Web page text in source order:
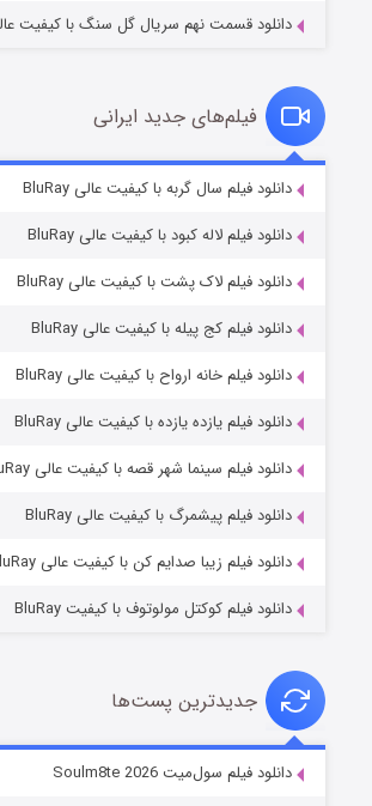
قسمت۷ (زیرنویس) منتشر شد
خاندان اژدها فصل ۳
دانلود قسمت نهم سریال گل سنگ با کیفیت
فیلم‌های جدید ایرانی
دانلود فیلم سال گربه با کیفیت عالی BluRay
دانلود فیلم لاله کبود با کیفیت عالی BluRay
دانلود فیلم لاک پشت با کیفیت عالی BluRay
دانلود فیلم کج‌ پیله با کیفیت عالی BluRay
دانلود فیلم خانه ارواح با کیفیت عالی BluRay
دانلود فیلم یازده یازده با کیفیت عالی BluRay
دانلود فیلم سینما شهر قصه با کیفیت عالی BluRay
دانلود فیلم پیشمرگ با کیفیت عالی BluRay
دانلود فیلم زیبا صدایم کن با کیفیت عالی BluRay
دانلود فیلم کوکتل مولوتوف با کیفیت BluRay
جدیدترین پست‌ها
دانلود فیلم سول‌میت Soulm8te 2026